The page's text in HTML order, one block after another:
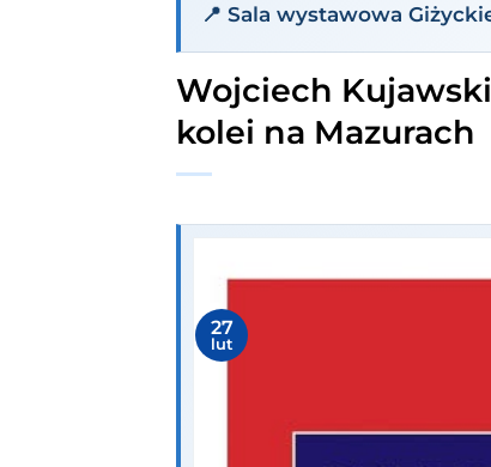
📍 Sala wystawowa
Wojciech
kolei na Mazurach
27
lut